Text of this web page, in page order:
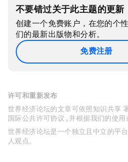
不要错过关于此主题的更新
创建一个免费账户，在您的个
们的最新出版物和分析。
免费注册
许可和重新发布
世界经济论坛的文章可依照知识共享
国际公共许可协议 , 并根据我们的使用
世界经济论坛是一个独立且中立的平
人观点。